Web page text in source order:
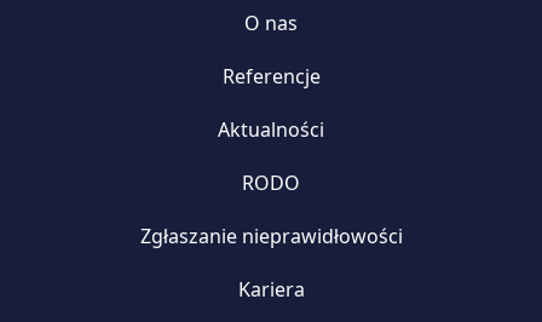
O nas
Referencje
Aktualności
RODO
Zgłaszanie nieprawidłowości
Kariera